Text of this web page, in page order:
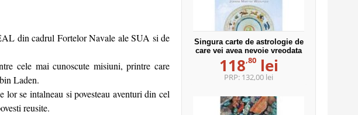
din cadrul Fortelor Navale ale SUA si de
cele mai cunoscute misiuni, printre care
Laden.
se intalneau si povesteau aventuri din cel
reusite.
Singura carte de astrologie de
care vei avea nevoie vreodata
118,80lei
PRP: 132,00 lei